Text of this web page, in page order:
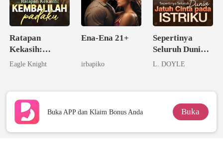
Ratapan
Kekasih:
Kembalilah
Eagle Knight
Ena-Ena 21+
irbapiko
Sepertinya
Seluruh Dunia
Jatuh Cinta
L. DOYLE
Buka APP dan Klaim Bonus Anda Buka